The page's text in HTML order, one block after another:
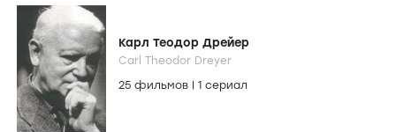
Карл Теодор Дрейер
Carl Theodor Dreyer
25 фильмов
1 сериал